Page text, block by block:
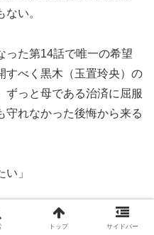
い。
った第14話で唯一の希望
すべく黒木（玉置玲央）の
ずっと母である治済に屈服
守れなかった後悔から来る
」
の心残りであった人痘接種
トップ サイドバー